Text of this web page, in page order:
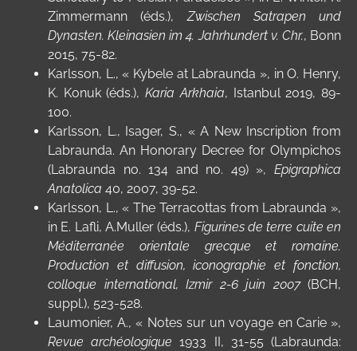
Zimmermann (éds.),Zwischen Satrapen und
Dynasten. Kleinasien im 4. Jahrhundert v. Chr., Bonn
2015, 75-82.
Karlsson, L., « Kybele at Labraunda », in O. Henry,
K. Konuk (éds.),Karia Arkhaia, Istanbul 2019, 89-
100.
Karlsson, L., Isager, S., « A New Inscription from
Labraunda. An Honorary Decree for Olympichos
(Labraunda no. 134 and no. 49) », Epigraphica
Anatolica 40, 2007, 39-52.
Karlsson, L., « The Terracottas from Labraunda »,
in E. Lafli, A.Muller (éds.), Figurines de terre cuite en
Méditerranée orientale grecque et romaine.
Production et diffusion, iconographie et fonction,
colloque international, Izmir 2-6 juin 2007(BCH,
suppl.), 523-528.
Laumonier, A., « Notes sur un voyage en Carie »,
Revue archéologique 1933 II, 31-55 (Labraunda: